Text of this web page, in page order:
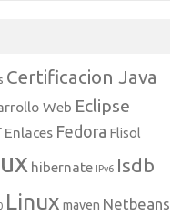
Certificacion Java
Web Eclipse
Enlaces Fedora Flisol
hibernate IPv6 Isdb
Linux maven Netbeans